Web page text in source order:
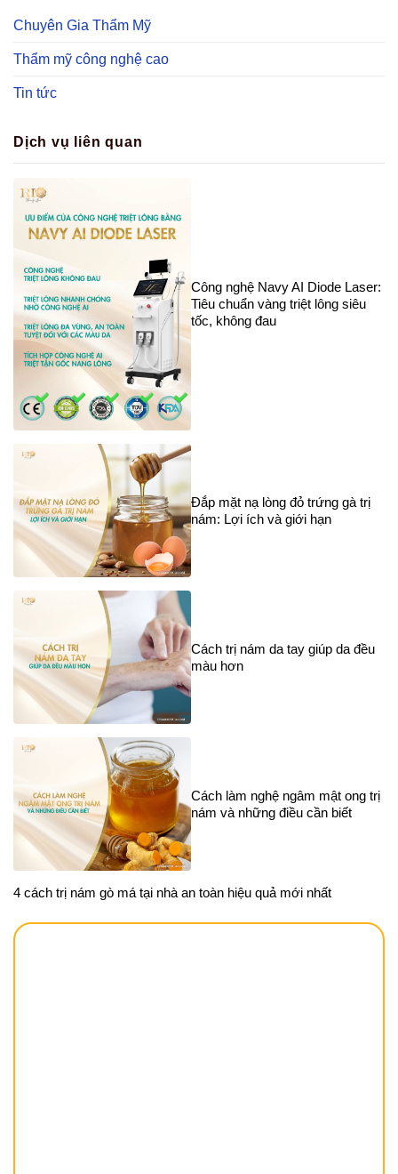
Chuyên Gia Thẩm Mỹ
Thẩm mỹ công nghệ cao
Tin tức
Dịch vụ liên quan
Công nghệ Navy AI Diode Laser:
Tiêu chuẩn vàng triệt lông siêu
tốc, không đau
Đắp mặt nạ lòng đỏ trứng gà trị
nám: Lợi ích và giới hạn
Cách trị nám da tay giúp da đều
màu hơn
Cách làm nghệ ngâm mật ong trị
nám và những điều cần biết
4 cách trị nám gò má tại nhà an toàn hiệu quả mới nhất